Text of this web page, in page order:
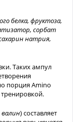
белка, фруктоза,
сорбат
натрия,
Таких ампул
порция Amino
валин) составляет